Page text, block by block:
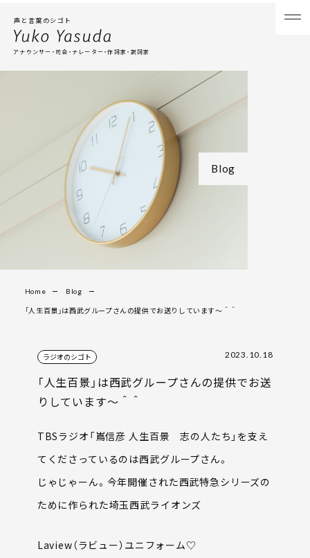
声と言葉のシゴト
アナウンサー・司会・ナレーター・作詞家・訳詞家
Blog
Home Blog
「人生百景」は西武グループさんの提供でお送りしています〜＾＾
ラジオのシゴト 2023.10.18
「人生百景」は西武グループさんの提供でお送
りしています〜＾＾
TBSラジオ「嶌信彦 人生百景 志の人たち」を支え
てくださっているのは西武グループさん。
じゃじゃーん。今年開催された西武特急シリーズの
ために作られた埼玉西武ライオンズ
Laview（ラビュー）ユニフォーム♡